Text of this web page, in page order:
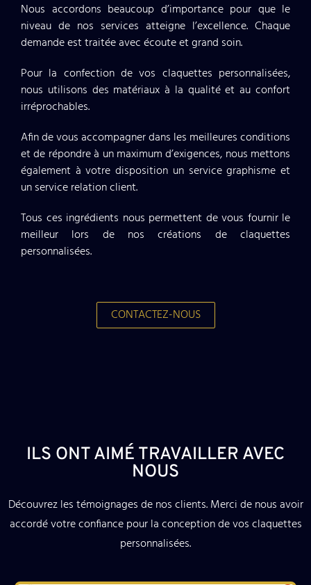
Nous accordons beaucoup d’importance pour que le
niveau de nos services atteigne l’excellence. Chaque
demande est traitée avec écoute et grand soin.
Pour la confection de vos claquettes personnalisées,
nous utilisons des matériaux à la qualité et au confort
irréprochables.
Afin de vous accompagner dans les meilleures conditions
et de répondre à un maximum d’exigences, nous mettons
également à votre disposition un service graphisme et
un service relation client.
Tous ces ingrédients nous permettent de vous fournir le
meilleur lors de nos créations de claquettes
personnalisées.
CONTACTEZ-NOUS
ILS ONT AIMÉ TRAVAILLER AVEC
NOUS
Découvrez les témoignages de nos clients. Merci de nous avoir
accordé votre confiance pour la conception de vos claquettes
personnalisées.